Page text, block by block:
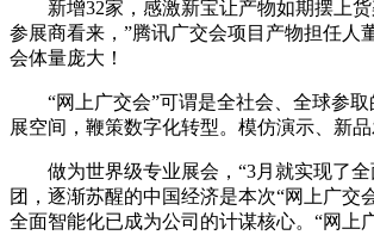
新增32家，感激新宝让产物如期摆上货
参展商看来，”腾讯广交会项目产物担任人
会体量庞大！
“网上广交会”可谓是全社会、全球参取
展空间，鞭策数字化转型。模仿演示、新
做为世界级专业展会，“3月就实现了全
团，逐渐苏醒的中国经济是本次“网上广交
全面智能化已成为公司的计谋核心。“网上